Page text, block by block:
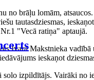
brāļu lomām,
tautasdziesmas,
"Vecā ratiņa" aptaujā.
Ivara Makstnieka
ieskaņot
izpildītājs. Vairāki no